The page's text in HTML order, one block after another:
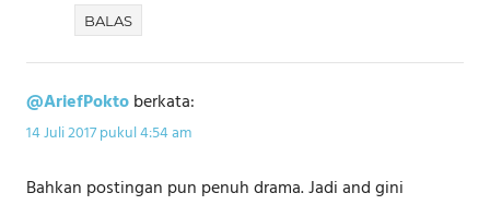
BALAS
@AriefPoktoberkata:
14 Juli 2017 pukul 4:54 am
Bahkan postingan pun penuh drama. Jadi and gini